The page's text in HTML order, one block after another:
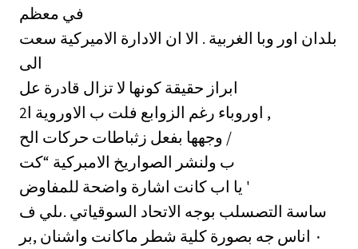
في معظم
بلدان اور وبا الغربية . الا ان الادارة الاميركية سعت
الى
ابراز حقيقة كونها لا تزال قادرة عل
اوروباء رغم الزوابع فلت ب الاوروية ا2 ,
وجهها بفعل زثباطات حركات الح /
ب ولنشر الصواريخ الامبركية “كت
يا اب كانت اشارة واضحة للمفاوض '
ساسة التصسلب بوجه الاتحاد السوقياتي .ىلي ف
جه بصورة كلية شطر ماكانت واشنان ,بر ‎٠‏ اناس